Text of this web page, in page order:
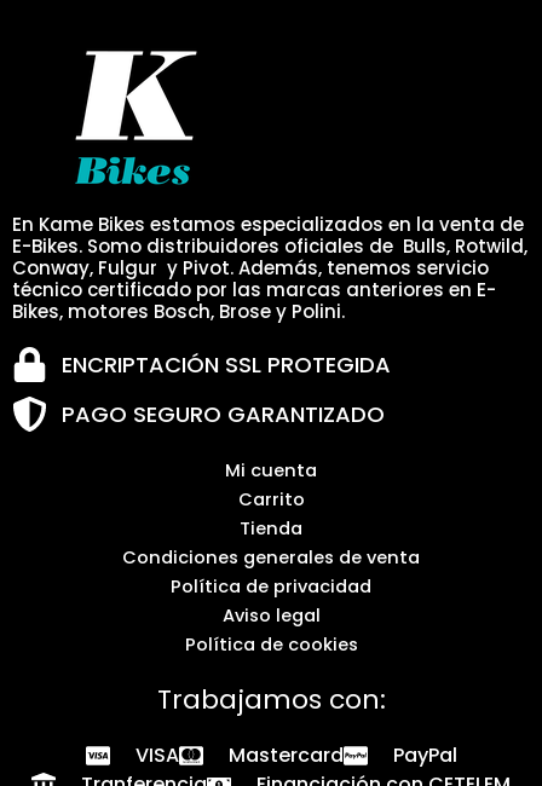
En Kame Bikes estamos especializados en la venta de
E-Bikes. Somo distribuidores oficiales de Bulls, Rotwild,
Conway, Fulgur y Pivot. Además, tenemos servicio
técnico certificado por las marcas anteriores en E-
Bikes, motores Bosch, Brose y Polini.
ENCRIPTACIÓN SSL PROTEGIDA
PAGO SEGURO GARANTIZADO
Mi cuenta
Carrito
Tienda
Condiciones generales de venta
Política de privacidad
Aviso legal
Política de cookies
Trabajamos con:
VISA Mastercard
PayPal